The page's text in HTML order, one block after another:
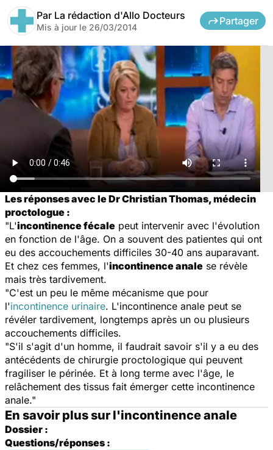
Par La rédaction d'Allo Docteurs
Mis à jour le 26/03/2014
Partager
Les réponses avec le Dr Christian Thomas, médecin
proctologue :
"L'incontinence fécale peut intervenir avec l'évolution
en fonction de l'âge. On a souvent des patientes qui ont
eu des accouchements difficiles 30-40 ans auparavant.
Et chez ces femmes, l'incontinence anale se révèle
mais très tardivement.
"C'est un peu le même mécanisme que pour
l'incontinence urinaire. L'incontinence anale peut se
révéler tardivement, longtemps après un ou plusieurs
accouchements difficiles.
"S'il s'agit d'un homme, il faudrait savoir s'il y a eu des
antécédents de chirurgie proctologique qui peuvent
fragiliser le périnée. Et à long terme avec l'âge, le
relâchement des tissus fait émerger cette incontinence
anale."
En savoir plus sur l'incontinence anale
Dossier :
Questions/réponses :